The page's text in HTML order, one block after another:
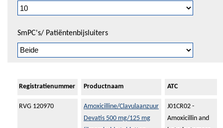
SmPC's/ Patiëntenbijsluiters
Registratienummer Productnaam ATC
RVG 120970
Amoxicilline/Clavulaanzuur
Devatis 500 mg/125 mg
J01CR02 -
Amoxicillin and